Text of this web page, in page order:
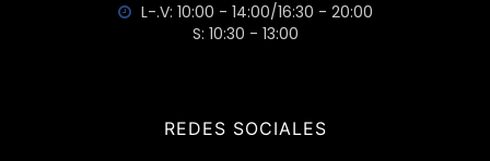
L-.V: 10:00 - 14:00/16:30 - 20:00
S: 10:30 - 13:00
REDES SOCIALES